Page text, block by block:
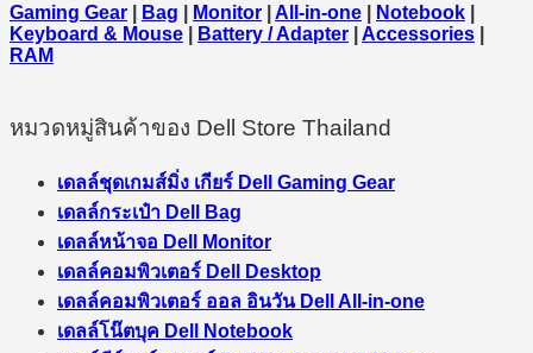
Gaming Gear
Bag Monitor All-in-one Notebook
Keyboard & Mouse
Battery / Adapter Accessories
RAM
หมวดหมู่สินค้าของ Dell Store Thailand
เดลล์ชุดเกมส์มิ่ง เกียร์ Dell Gaming Gear
เดลล์กระเป๋า Dell Bag
เดลล์หน้าจอ Dell Monitor
เดลล์คอมพิวเตอร์ Dell Desktop
เดลล์คอมพิวเตอร์ ออล อินวัน Dell All-in-one
เดลล์โน๊ตบุค Dell Notebook